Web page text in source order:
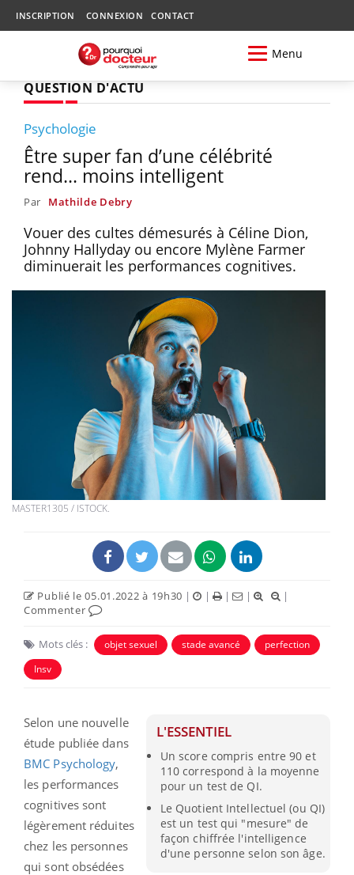
INSCRIPTION CONNEXION CONTACT
Menu
QUESTION D'ACTU
Psychologie
Être super fan d’une célébrité
rend... moins intelligent
Par Mathilde Debry
Vouer des cultes démesurés à Céline Dion,
Johnny Hallyday ou encore Mylène Farmer
diminuerait les performances cognitives.
MASTER1305 / ISTOCK.
Publié le 05.01.2022 à 19h30 | | | |
|
Commenter
Mots clés : objet sexuel stade avancé
perfection
Insv
L'ESSENTIEL
Un score compris entre 90 et
110 correspond à la moyenne
pour un test de QI.
Le Quotient Intellectuel (ou QI)
est un test qui "mesure" de
façon chiffrée l'intelligence
d'une personne selon son âge.
Selon une nouvelle
étude publiée dans
BMC Psychology,
les performances
cognitives sont
légèrement réduites
chez les personnes
qui sont obsédées